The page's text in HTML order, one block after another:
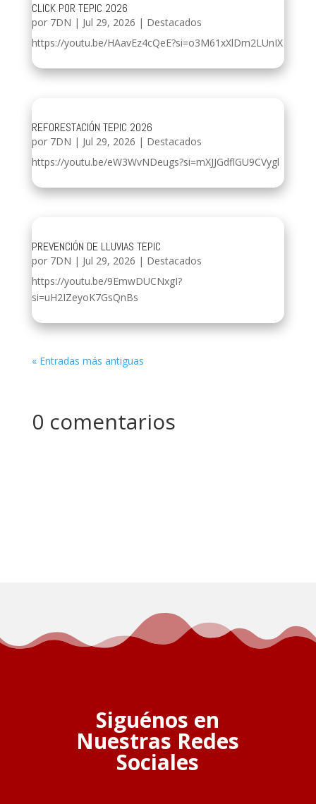
CLICK POR TEPIC 2026
por 7DN | Jul 29, 2026 | Destacados
https://youtu.be/HAavEz4cQeE?si=o3M61xXlDm2LUnIX
REFORESTACIÓN TEPIC 2026
por 7DN | Jul 29, 2026 | Destacados
https://youtu.be/eW3WvNDeugs?si=mXJJGdflGU9CVygl
PREVENCIÓN DE LLUVIAS TEPIC
por 7DN | Jul 29, 2026 | Destacados
https://youtu.be/9EmwDUCNxgI?
si=uH2IZeyoK7GsQnBs
« Entradas más antiguas
0 comentarios
Siguénos en
Nuestras Redes
Sociales